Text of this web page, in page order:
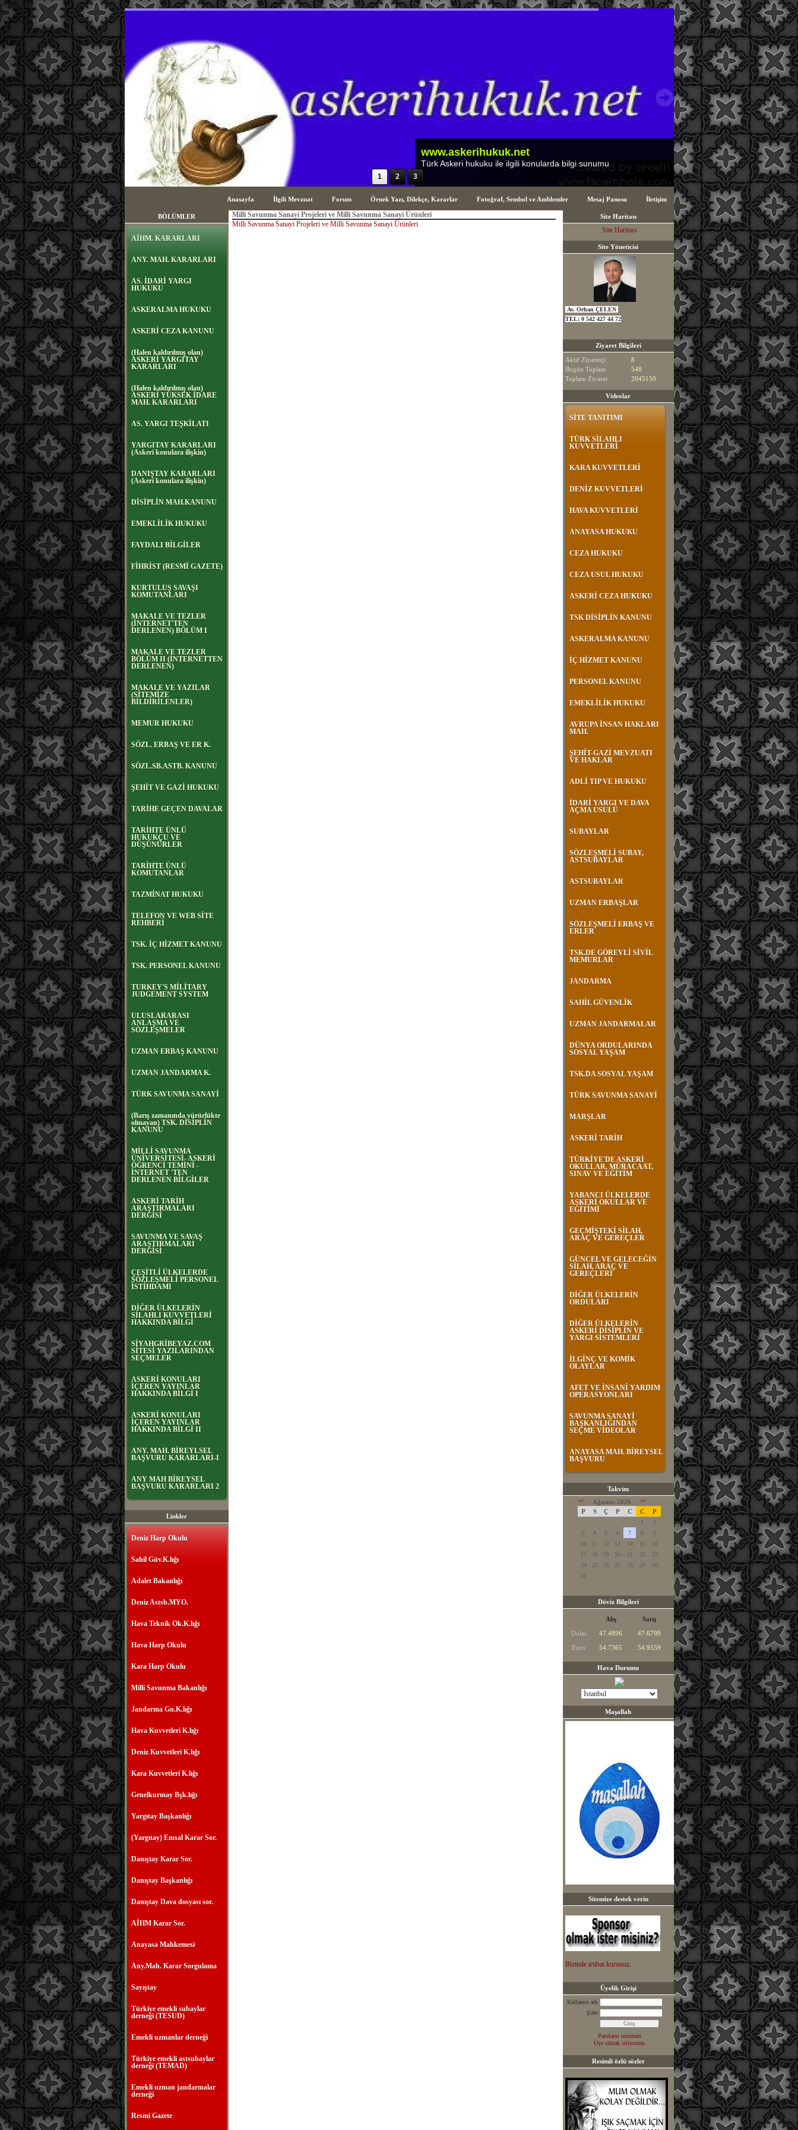
sayfa içeriği
1 2 3
Anasayfa İlgili Mevzuat Forum Örnek Yazı, Dilekçe, Kararlar Fotoğraf, Sembol ve Amblemler Mesaj Panosu İletişim
BÖLÜMLER
AİHM. KARARLARI
ANY. MAH. KARARLARI
AS. İDARİ YARGI
HUKUKU
ASKERALMA HUKUKU
ASKERİ CEZA KANUNU
(Halen kaldırılmış olan)
ASKERİ YARGITAY
KARARLARI
(Halen kaldırılmış olan)
ASKERİ YÜKSEK İDARE
MAH. KARARLARI
AS. YARGI TEŞKİLATI
YARGITAY KARARLARI
(Askeri konulara ilişkin)
DANIŞTAY KARARLARI
(Askeri konulara ilişkin)
DİSİPLİN MAH.KANUNU
EMEKLİLİK HUKUKU
FAYDALI BİLGİLER
FİHRİST (RESMİ GAZETE)
KURTULUŞ SAVAŞI
KOMUTANLARI
MAKALE VE TEZLER
(İNTERNET'TEN
DERLENEN) BÖLÜM I
MAKALE VE TEZLER
BÖLÜM II (İNTERNETTEN
DERLENEN)
MAKALE VE YAZILAR
(SİTEMİZE
BİLDİRİLENLER)
MEMUR HUKUKU
SÖZL. ERBAŞ VE ER K.
SÖZL.SB.ASTB. KANUNU
ŞEHİT VE GAZİ HUKUKU
TARİHE GEÇEN DAVALAR
TARİHTE ÜNLÜ
HUKUKÇU VE
DÜŞÜNÜRLER
TARİHTE ÜNLÜ
KOMUTANLAR
TAZMİNAT HUKUKU
TELEFON VE WEB SİTE
REHBERİ
TSK. İÇ HİZMET KANUNU
TSK. PERSONEL KANUNU
TURKEY'S MİLİTARY
JUDGEMENT SYSTEM
ULUSLARARASI
ANLAŞMA VE
SÖZLEŞMELER
UZMAN ERBAŞ KANUNU
UZMAN JANDARMA K.
TÜRK SAVUNMA SANAYİ
(Barış zamanında yürürlükte
olmayan) TSK. DİSİPLİN
KANUNU
MİLLİ SAVUNMA
ÜNİVERSİTESİ- ASKERİ
ÖĞRENCİ TEMİNİ -
İNTERNET 'TEN
DERLENEN BİLGİLER
ASKERİ TARİH
ARAŞTIRMALARI
DERGİSİ
SAVUNMA VE SAVAŞ
ARAŞTIRMALARI
DERGİSİ
ÇEŞİTLİ ÜLKELERDE
SÖZLEŞMELİ PERSONEL
İSTİHDAMI
DİĞER ÜLKELERİN
SİLAHLI KUVVETLERİ
HAKKINDA BİLGİ
SİYAHGRİBEYAZ.COM
SİTESİ YAZILARINDAN
SEÇMELER
ASKERİ KONULARI
İÇEREN YAYINLAR
HAKKINDA BİLGİ I
ASKERİ KONULARI
İÇEREN YAYINLAR
HAKKINDA BİLGİ II
ANY. MAH. BİREYLSEL
BAŞVURU KARARLARI-I
ANY MAH BİREYSEL
BAŞVURU KARARLARI 2
Linkler
Deniz Harp Okulu
Sahil Güv.K.lığı
Adalet Bakanlığı
Deniz Astsb.MYO.
Hava Teknik Ok.K.lığı
Hava Harp Okulu
Kara Harp Okulu
Milli Savunma Bakanlığı
Jandarma Gn.K.lığı
Hava Kuvvetleri K.lığı
Deniz Kuvvetleri K.lığı
Kara Kuvvetleri K.lığı
Genelkurmay Bşk.lığı
Yargıtay Başkanlığı
(Yargıtay) Emsal Karar Sor.
Danıştay Karar Sor.
Danıştay Başkanlığı
Danıştay Dava dosyası sor.
AİHM Karar Sor.
Anayasa Mahkemesi
Any.Mah. Karar Sorgulama
Sayıştay
Türkiye emekli subaylar
derneği (TESUD)
Emekli uzmanlar derneği
Türkiye emekli astsubaylar
derneği (TEMAD)
Emekli uzman jandarmalar
derneği
Resmi Gazete
Milli Savunma Sanayi Projeleri ve Milli Savunma Sanayi Ürünleri
Milli Savunma Sanayi Projeleri ve Milli Savunma Sanayi Ürünleri
Site Haritası
Site Haritası
Site Yöneticisi
Av. Orhan ÇELEN
TEL: 0 542 427 44 72
Ziyaret Bilgileri
Aktif Ziyaretçi
8
Bugün Toplam
548
Toplam Ziyaret
2045150
Videolar
SİTE TANITIMI
TÜRK SİLAHLI
KUVVETLERİ
KARA KUVVETLERİ
DENİZ KUVVETLERİ
HAVA KUVVETLERİ
ANAYASA HUKUKU
CEZA HUKUKU
CEZA USUL HUKUKU
ASKERİ CEZA HUKUKU
TSK DİSİPLİN KANUNU
ASKERALMA KANUNU
İÇ HİZMET KANUNU
PERSONEL KANUNU
EMEKLİLİK HUKUKU
AVRUPA İNSAN HAKLARI
MAH.
ŞEHİT-GAZİ MEVZUATI
VE HAKLAR
ADLİ TIP VE HUKUKU
İDARİ YARGI VE DAVA
AÇMA USULÜ
SUBAYLAR
SÖZLEŞMELİ SUBAY,
ASTSUBAYLAR
ASTSUBAYLAR
UZMAN ERBAŞLAR
SÖZLEŞMELİ ERBAŞ VE
ERLER
TSK.DE GÖREVLİ SİVİL
MEMURLAR
JANDARMA
SAHİL GÜVENLİK
UZMAN JANDARMALAR
DÜNYA ORDULARINDA
SOSYAL YAŞAM
TSK.DA SOSYAL YAŞAM
TÜRK SAVUNMA SANAYİ
MARŞLAR
ASKERİ TARİH
TÜRKİYE'DE ASKERİ
OKULLAR, MÜRACAAT,
SINAV VE EĞİTİM
YABANCI ÜLKELERDE
ASKERİ OKULLAR VE
EĞİTİMİ
GEÇMİŞTEKİ SİLAH,
ARAÇ VE GEREÇLER
GÜNCEL VE GELECEĞİN
SİLAH, ARAÇ VE
GEREÇLERİ
DİĞER ÜLKELERİN
ORDULARI
DİĞER ÜLKELERİN
ASKERİ DİSİPLİN VE
YARGI SİSTEMLERİ
İLGİNÇ VE KOMİK
OLAYLAR
AFET VE İNSANİ YARDIM
OPERASYONLARI
SAVUNMA SANAYİ
BAŞKANLIĞINDAN
SEÇME VİDEOLAR
ANAYASA MAH. BİREYSEL
BAŞVURU
Takvim
<< Ağustos 2026 >>
P S Ç P C C P
1
2
3
4 5 6 7 8
9
10
11 12 13 14 15
16
17
18 19 20 21 22
23
24
25 26 27 28 29
30
31
Döviz Bilgileri
Alış
Satış
Dolar
47.4896
47.6799
Euro
54.7365 54.9559
Hava Durumu
Maşallah
Sitemize destek verin
Bizimle irtibat kurunuz.
Üyelik Girişi
Kullanıcı adı
Şifre
Parolamı unuttum
Üye olmak istiyorum
Resimli özlü sözler